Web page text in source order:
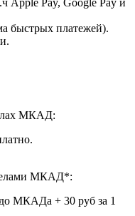
быстрых платежей).
МКАД:
МКАД*:
МКАДа + 30 руб за 1